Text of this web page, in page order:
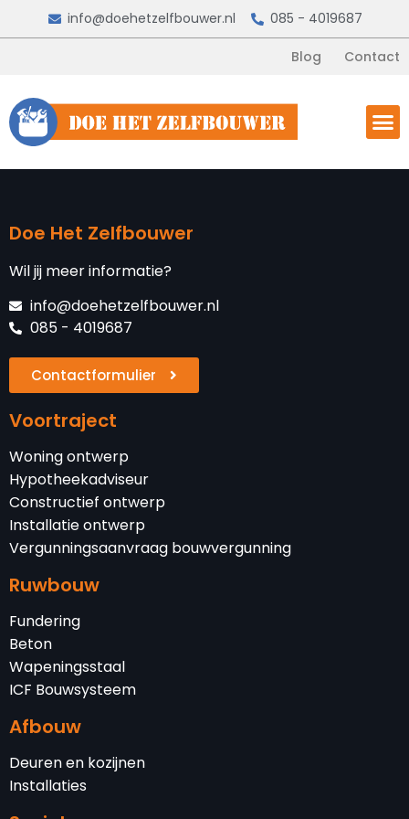
info@doehetzelfbouwer.nl 085 - 4019687
Blog Contact
Doe Het Zelfbouwer
Wil jij meer informatie?
info@doehetzelfbouwer.nl
085 - 4019687
Contactformulier
Voortraject
Woning ontwerp
Hypotheekadviseur
Constructief ontwerp
Installatie ontwerp
Vergunningsaanvraag bouwvergunning
Ruwbouw
Fundering
Beton
Wapeningsstaal
ICF Bouwsysteem
Afbouw
Deuren en kozijnen
Installaties